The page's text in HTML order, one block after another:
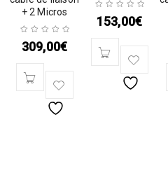
+ 2 Micros
309,00€
153,00€